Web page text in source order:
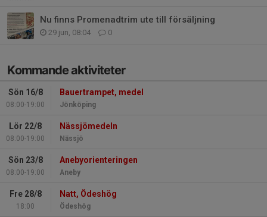
Nu finns Promenadtrim ute till försäljning
29 jun, 08:04 0
Kommande aktiviteter
Sön 16/8
08:00-19:00
Bauertrampet, medel
Jönköping
Lör 22/8
08:00-19:00
Nässjömedeln
Nässjö
Sön 23/8
08:00-19:00
Anebyorienteringen
Aneby
Fre 28/8
18:00
Natt, Ödeshög
Ödeshög